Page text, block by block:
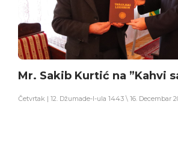
Mr. Sakib Kurtić na ”Kahvi
Četvrtak | 12. Džumade-l-ula 1443 \ 16. Decembar